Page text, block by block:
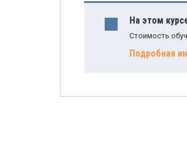
На этом
Стоимость
Подробная